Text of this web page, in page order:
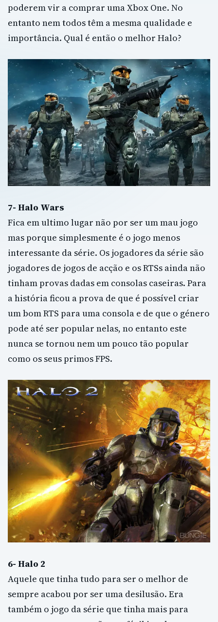
poderem vir a comprar uma Xbox One. No
entanto nem todos têm a mesma qualidade e
importância. Qual é então o melhor Halo?
7- Halo Wars
Fica em ultimo lugar não por ser um mau jogo
mas porque simplesmente é o jogo menos
interessante da série. Os jogadores da série são
jogadores de jogos de acção e os RTSs ainda não
tinham provas dadas em consolas caseiras. Para
a história ficou a prova de que é possível criar
um bom RTS para uma consola e de que o género
pode até ser popular nelas, no entanto este
nunca se tornou nem um pouco tão popular
como os seus primos FPS.
6- Halo 2
Aquele que tinha tudo para ser o melhor de
sempre acabou por ser uma desilusão. Era
também o jogo da série que tinha mais para